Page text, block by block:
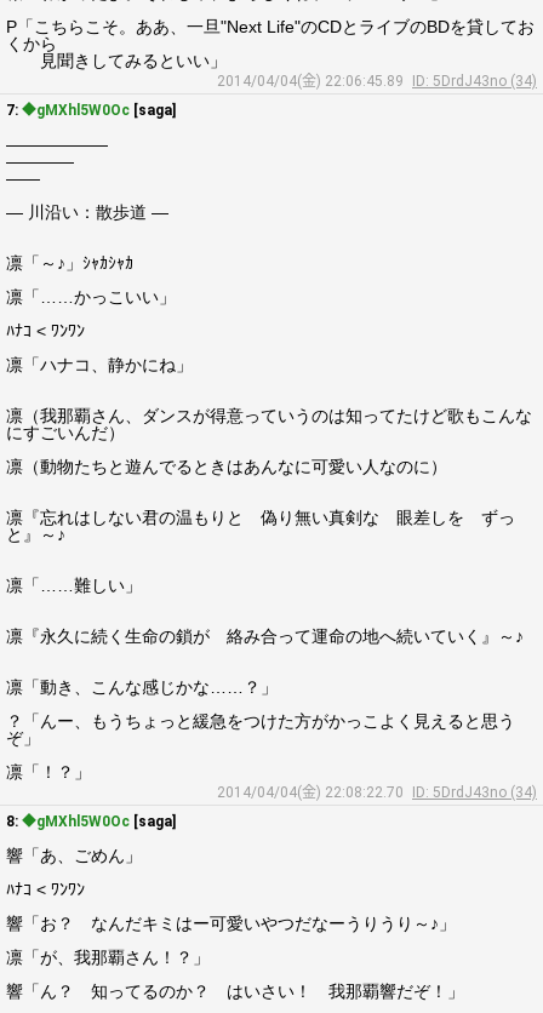
P「こちらこそ。ああ、一旦"Next Life"のCDとライブのBDを貸してお
くから
見聞きしてみるといい」
2014/04/04(金) 22:06:45.89
ID: 5DrdJ43no (34)
7: ◆gMXhl5W0Oc [saga]
――――――
――――
――
― 川沿い：散歩道 ―
凛「～♪」ｼｬｶｼｬｶ
凛「……かっこいい」
ﾊﾅｺ < ﾜﾝﾜﾝ
凛「ハナコ、静かにね」
凛（我那覇さん、ダンスが得意っていうのは知ってたけど歌もこんな
にすごいんだ）
凛（動物たちと遊んでるときはあんなに可愛い人なのに）
凛『忘れはしない君の温もりと 偽り無い真剣な 眼差しを ずっ
と』～♪
凛「……難しい」
凛『永久に続く生命の鎖が 絡み合って運命の地へ続いていく』～♪
凛「動き、こんな感じかな……？」
？「んー、もうちょっと緩急をつけた方がかっこよく見えると思う
ぞ」
凛「！？」
2014/04/04(金) 22:08:22.70
ID: 5DrdJ43no (34)
8: ◆gMXhl5W0Oc [saga]
響「あ、ごめん」
ﾊﾅｺ < ﾜﾝﾜﾝ
響「お？ なんだキミはー可愛いやつだなーうりうり～♪」
凛「が、我那覇さん！？」
響「ん？ 知ってるのか？ はいさい！ 我那覇響だぞ！」